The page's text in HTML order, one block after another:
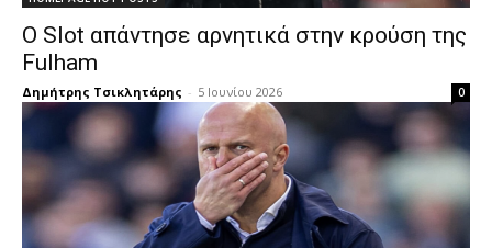
Ο Slot απάντησε αρνητικά στην κρούση της
Fulham
Δημήτρης Τσικλητάρης - 5 Ιουνίου 2026 0